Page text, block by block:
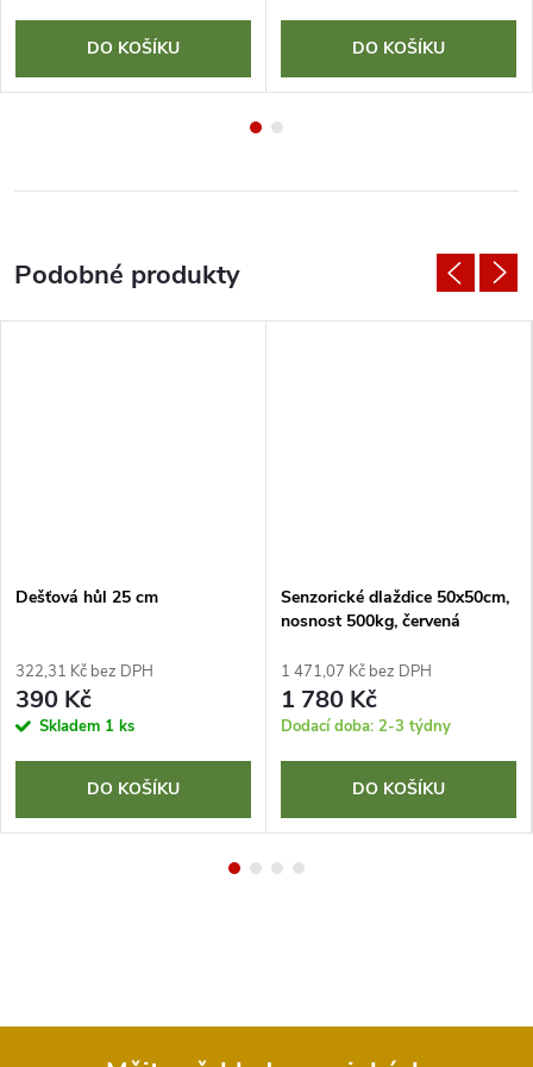
DO KOŠÍKU DO KOŠÍKU
Dešťová hůl 25 cm
322,31 Kč bez DPH
390 Kč
Skladem 1 ks
DO KOŠÍKU
Senzorické dlaždice 50x50cm,
nosnost 500kg, červená
1 471,07 Kč bez DPH
1 780 Kč
Dodací doba: 2-3 týdny
DO KOŠÍKU